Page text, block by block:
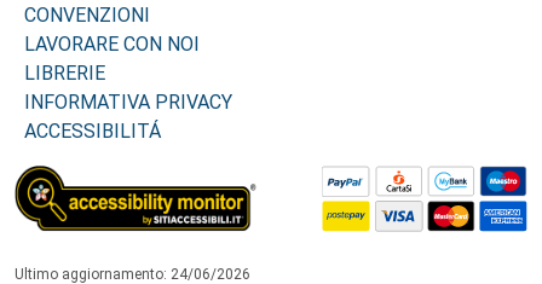
CONVENZIONI
LAVORARE CON NOI
LIBRERIE
INFORMATIVA PRIVACY
ACCESSIBILITÁ
Ultimo aggiornamento: 24/06/2026